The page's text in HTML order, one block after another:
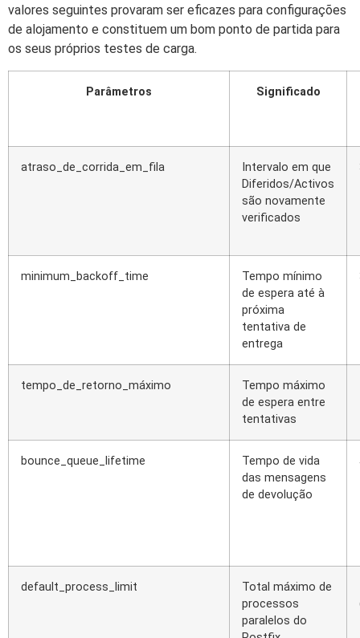
valores seguintes provaram ser eficazes para configurações
de alojamento e constituem um bom ponto de partida para
os seus próprios testes de carga.
Parâmetros Significado
atraso_de_corrida_em_fila
Intervalo em que
Diferidos/Activos
são novamente
verificados
minimum_backoff_time
Tempo mínimo
de espera até à
próxima
tentativa de
entrega
tempo_de_retorno_máximo
Tempo máximo
de espera entre
tentativas
bounce_queue_lifetime
Tempo de vida
das mensagens
de devolução
default_process_limit
Total máximo de
processos
paralelos do